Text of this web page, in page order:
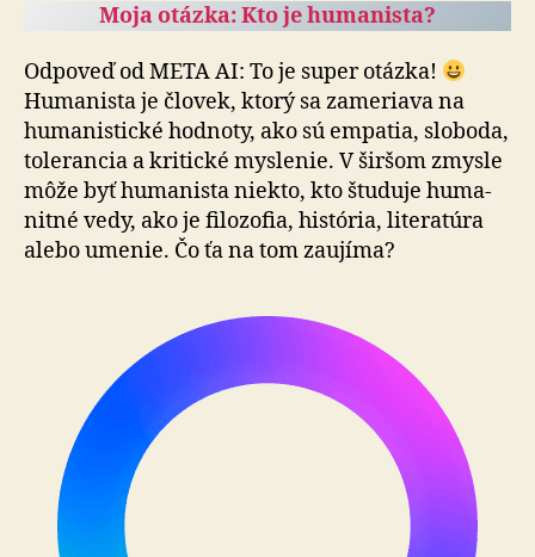
Moja otázka: Kto je humanista?
Odpoveď od META AI: To je super otázka!
Humanista je človek, ktorý sa zameriava na
humanistické hodnoty, ako sú empatia, sloboda,
tolerancia a kritické myslenie. V šir­šom zmysle
môže byť humanista niekto, kto študuje hu­ma­
nit­né vedy, ako je filozofia, história, literatúra
alebo umenie. Čo ťa na tom zaujíma?